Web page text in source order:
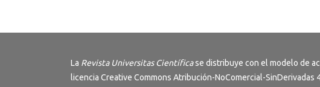
La Revista Universitas Científicase distribuye con el modelo de
licencia Creative Commons Atribución-NoComercial-SinDerivadas